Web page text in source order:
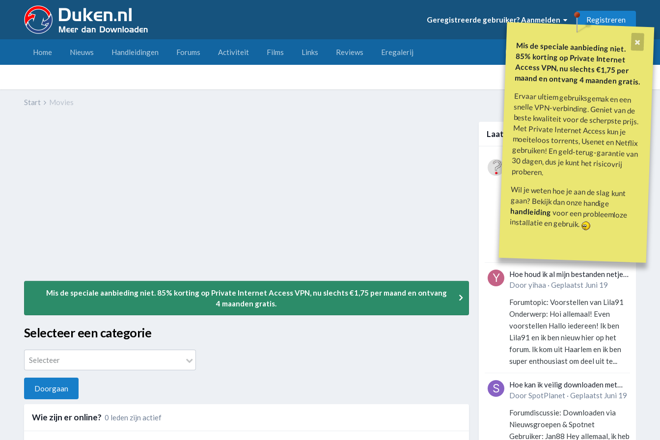
Mis de speciale aanbieding niet.
85% korting op Private Internet
Access VPN, nu slechts €1,75 per
maand en ontvang 4 maanden gratis.
Ervaar ultiem gebruiksgemak en een
snelle VPN-verbinding. Geniet van de
beste kwaliteit voor de scherpste prijs.
Met Private Internet Access kun je
moeiteloos torrents, Usenet en Netflix
gebruiken! En geld-terug-garantie van
30 dagen, dus je kunt het risicovrij
proberen.
Wil je weten hoe je aan de slag kunt
gaan? Bekijk dan onze handige
handleidingvoor een probleemloze
installatie en gebruik.
Geregistreerde gebruiker? Aanmelden Registreren
Home Nieuws Handleidingen Forums Activiteit Films Links Reviews Eregalerij
Alle activiteit
Start Movies
Mis de speciale aanbieding niet. 85% korting op Private Internet Access VPN, nu slechts €1,75 per maand en ontvang
4 maanden gratis.
Selecteer een categorie
Selecteer
Doorgaan
Wie zijn er online? 0 leden zijn actief
Laatste berichten
Wat is er gebeurd met Davey Hearn
en de vandalisatie van het
Washington Reflecting Pool?
DoorVraagbaak
Forumdiscussie: Davey Hearn:
Former Olympian Denies Vandalising
Washington Reflecting Pool
Gebruiker: SportFan123 Hey
Hoe houd ik al mijn bestanden netjes
georganiseerd zonder gek te
Dooryihaa · Geplaatst Juni 19
Forumtopic: Voorstellen van Lila91
Onderwerp: Hoi allemaal! Even
voorstellen Hallo iedereen! Ik ben
Lila91 en ik ben nieuw hier op het
forum. Ik kom uit Haarlem en ik ben
super enthousiast om deel uit te...
Hoe kan ik veilig downloaden met
een VPN zonder technische kennis?
DoorSpotPlanet· Geplaatst Juni 19
Forumdiscussie: Downloaden via
Nieuwsgroepen & Spotnet
Gebruiker: Jan88 Hey allemaal, ik heb